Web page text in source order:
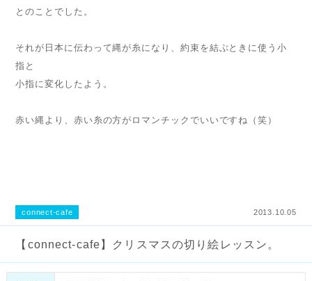
とのことでした。
それが日本に伝わって縄が糸になり、約束を結ぶときに使う小
指と
小指に変化したよう。
赤い縄より、赤い糸の方がロマンチックでいいですね（笑）
connect-cafe 2013.10.05
【connect-cafe】クリスマスの切り絵レッスン。